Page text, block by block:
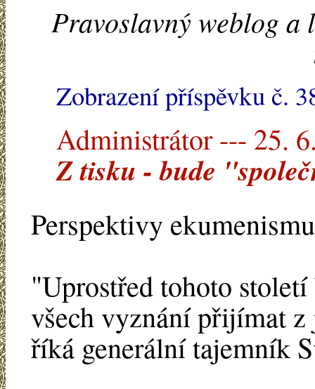
Pravoslavný weblog a
Zobrazení příspěvku č.
Administrátor --- 25.
Z tisku - bude
Perspektivy ekumenismu
"Uprostřed tohoto století
všech vyznání přijímat
říká generální tajemník